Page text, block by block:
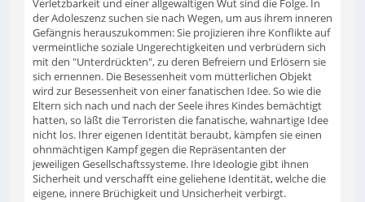
Verletzbarkeit und einer allgewaltigen Wut sind die Folge. In
der Adoleszenz suchen sie nach Wegen, um aus ihrem inneren
Gefängnis herauszukommen: Sie projizieren ihre Konflikte auf
vermeintliche soziale Ungerechtigkeiten und verbrüdern sich
mit den "Unterdrückten", zu deren Befreiern und Erlösern sie
sich ernennen. Die Besessenheit vom mütterlichen Objekt
wird zur Besessenheit von einer fanatischen Idee. So wie die
Eltern sich nach und nach der Seele ihres Kindes bemächtigt
hatten, so läßt die Terroristen die fanatische, wahnartige Idee
nicht los. Ihrer eigenen Identität beraubt, kämpfen sie einen
ohnmächtigen Kampf gegen die Repräsentanten der
jeweiligen Gesellschaftssysteme. Ihre Ideologie gibt ihnen
Sicherheit und verschafft eine geliehene Identität, welche die
eigene, innere Brüchigkeit und Unsicherheit verbirgt.